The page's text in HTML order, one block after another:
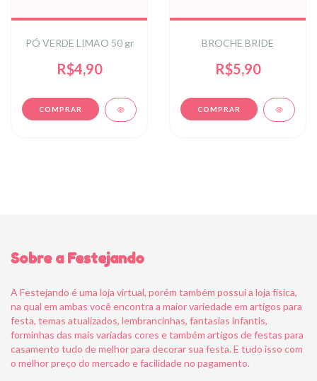
PÓ VERDE LIMAO 50 gr
R$4,90
BROCHE BRIDE
R$5,90
Sobre a Festejando
A Festejando é uma loja virtual, porém também possui a loja física,
na qual em ambas você encontra a maior variedade em artigos para
festa, temas atualizados, lembrancinhas, fantasias infantis,
forminhas das mais variadas cores e também artigos de festas para
casamento tudo de melhor para decorar sua festa. E tudo isso com
o melhor preço do mercado e facilidade no pagamento.